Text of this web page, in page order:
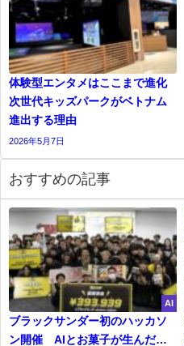
体験型エンタメはここまで進化
次世代キッズパークがベトナム
進出する理由
2026年5月7日
おすすめの記事
AI
ブラックサンダー初のハッカソ
ン開催 AIとお菓子が生んだユ